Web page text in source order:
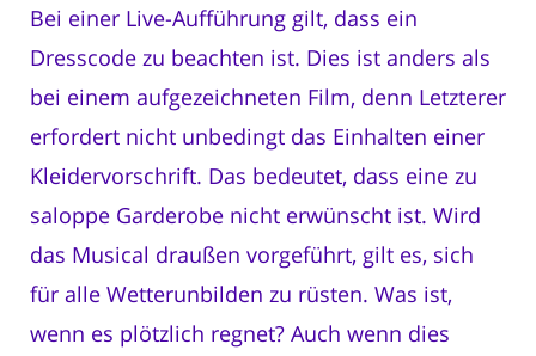
Bei einer Live-Aufführung gilt, dass ein
Dresscode zu beachten ist. Dies ist anders als
bei einem aufgezeichneten Film, denn Letzterer
erfordert nicht unbedingt das Einhalten einer
Kleidervorschrift. Das bedeutet, dass eine zu
saloppe Garderobe nicht erwünscht ist. Wird
das Musical draußen vorgeführt, gilt es, sich
für alle Wetterunbilden zu rüsten. Was ist,
wenn es plötzlich regnet? Auch wenn dies